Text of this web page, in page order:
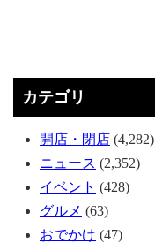
カテゴリ
開店・閉店 (4,282)
ニュース (2,352)
イベント (428)
グルメ (63)
おでかけ (47)